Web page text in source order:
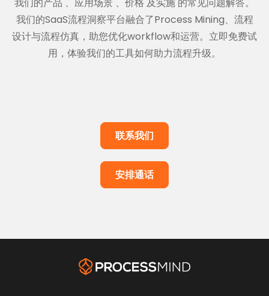
我们的产品 、 应用场景 、 价格 及实施 的常见问题解答。
我们的SaaS流程洞察平台融合了Process Mining、流程
设计与流程仿真，助您优化workflow和运营。立即免费试
用，体验我们的工具如何助力流程升级。
联系我们
安排通话